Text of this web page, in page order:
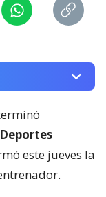
Deportes
este jueves la